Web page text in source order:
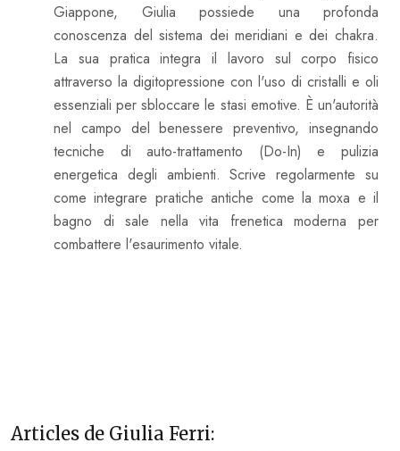
Giappone, Giulia possiede una profonda
conoscenza del sistema dei meridiani e dei chakra.
La sua pratica integra il lavoro sul corpo fisico
attraverso la digitopressione con l'uso di cristalli e oli
essenziali per sbloccare le stasi emotive. È un'autorità
nel campo del benessere preventivo, insegnando
tecniche di auto-trattamento (Do-In) e pulizia
energetica degli ambienti. Scrive regolarmente su
come integrare pratiche antiche come la moxa e il
bagno di sale nella vita frenetica moderna per
combattere l'esaurimento vitale.
Articles de Giulia Ferri: